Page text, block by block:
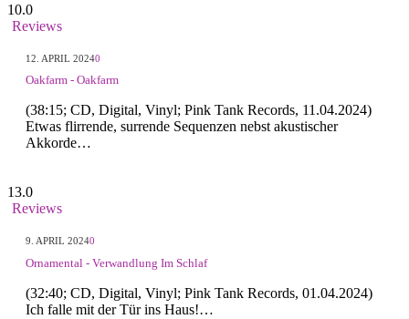
10.0
Reviews
12. APRIL 20240
Oakfarm - Oakfarm
(38:15; CD, Digital, Vinyl; Pink Tank Records, 11.04.2024)
Etwas flirrende, surrende Sequenzen nebst akustischer
Akkorde…
13.0
Reviews
9. APRIL 20240
Ornamental - Verwandlung Im Schlaf
(32:40; CD, Digital, Vinyl; Pink Tank Records, 01.04.2024)
Ich falle mit der Tür ins Haus!…